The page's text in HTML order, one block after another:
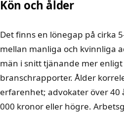
Kön och ålder
Det finns en lönegap på cirka
mellan manliga och kvinnliga
män i snitt tjänande mer enligt
branschrapporter. Ålder
erfarenhet; advokater över 40
000 kronor eller högre.